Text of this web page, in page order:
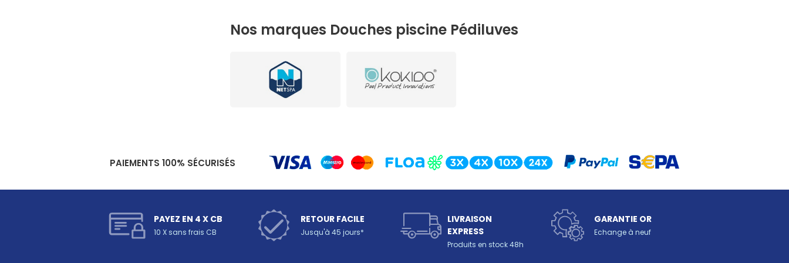
Nos marques Douches piscine Pédiluves
PAIEMENTS 100% SÉCURISÉS
PAYEZ EN 4 X CB
10 X sans frais CB
RETOUR FACILE
Jusqu'à 45 jours*
LIVRAISON
EXPRESS
Produits en stock 48h
GARANTIE OR
Echange à neuf